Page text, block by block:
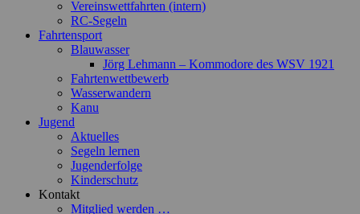
Vereinswettfahrten (intern)
RC-Segeln
Fahrtensport
Blauwasser
Jörg Lehmann – Kommodore des WSV 1921
Fahrtenwettbewerb
Wasserwandern
Kanu
Jugend
Aktuelles
Segeln lernen
Jugenderfolge
Kinderschutz
Kontakt
Mitglied werden …